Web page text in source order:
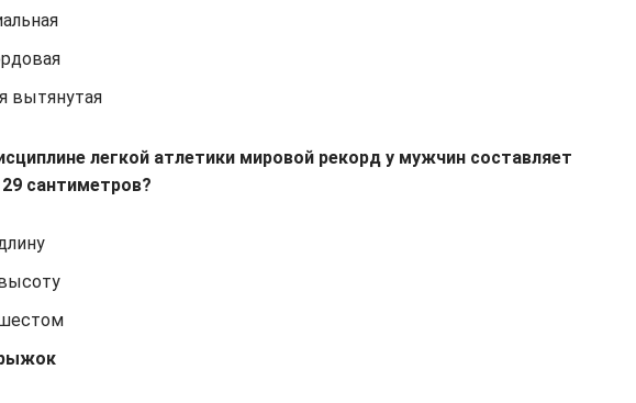
вытянутая
легкой атлетики мировой рекорд у мужчин составляет
сантиметров?